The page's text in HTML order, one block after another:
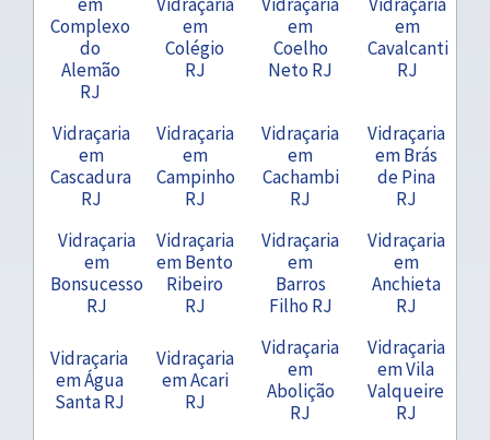
Complexo
do
Alemão
RJ
em
Colégio
RJ
em
Coelho
Neto RJ
em
Cavalcanti
RJ
Vidraçaria
em
Cascadura
RJ
Vidraçaria
em
Campinho
RJ
Vidraçaria
em
Cachambi
RJ
Vidraçaria
em Brás
de Pina
RJ
Vidraçaria
em
Bonsucesso
RJ
Vidraçaria
em Bento
Ribeiro
RJ
Vidraçaria
em
Barros
Filho RJ
Vidraçaria
em
Anchieta
RJ
Vidraçaria
em Água
Santa RJ
Vidraçaria
em Acari
RJ
Vidraçaria
em
Abolição
RJ
Vidraçaria
em Vila
Valqueire
RJ